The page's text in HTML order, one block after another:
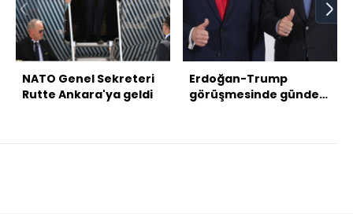
NATO Genel Sekreteri
Rutte Ankara'ya geldi
Erdoğan-Trump
görüşmesinde gündem